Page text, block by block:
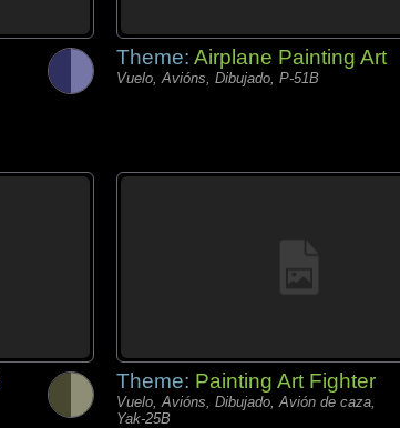
Theme: Airplane Painting Art
Vuelo, Avións, Dibujado, P-51B
Theme: Painting Art Fighter
Vuelo, Avións, Dibujado, Avión de caza,
Yak-25B